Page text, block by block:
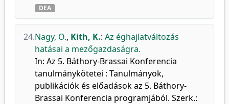
DEA
24.Nagy, O., Kith, K.: Az éghajlatváltozás
hatásai a mezőgazdaságra.
In: Az 5. Báthory-Brassai Konferencia
tanulmánykötetei : Tanulmányok,
publikációk és előadások az 5. Báthory-
Brassai Konferencia programjából. Szerk.: